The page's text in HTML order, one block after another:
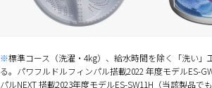
標準コース（洗濯・4kg）、給水時間を除く「洗い」
る。パワフルドルフィンパル搭載2022 年度モデルES-
パルNEXT 搭載2023年度モデルES-SW11H（当該製品で